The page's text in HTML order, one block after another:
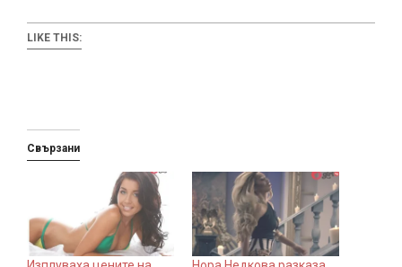
LIKE THIS:
Свързани